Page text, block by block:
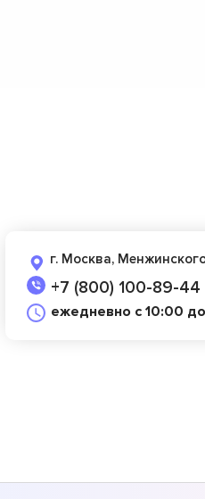
г. Москва,
+7 (800) 100-89-44
ежедневно с 10:00